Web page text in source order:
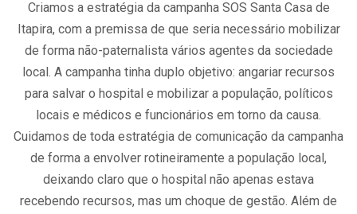
Criamos a estratégia da campanha SOS Santa Casa de
Itapira, com a premissa de que seria necessário mobilizar
de forma não-paternalista vários agentes da sociedade
local. A campanha tinha duplo objetivo: angariar recursos
para salvar o hospital e mobilizar a população, políticos
locais e médicos e funcionários em torno da causa.
Cuidamos de toda estratégia de comunicação da campanha
de forma a envolver rotineiramente a população local,
deixando claro que o hospital não apenas estava
recebendo recursos, mas um choque de gestão. Além de